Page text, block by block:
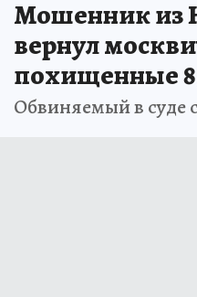
НОВОСТИ ОБЩЕСТВО 24 июня
Мошенник из
вернул
похищенные